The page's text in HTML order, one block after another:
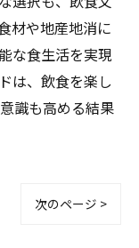
材や地産地消に
な食生活を実現
は、飲食を楽し
識も高める結果
次のページ >